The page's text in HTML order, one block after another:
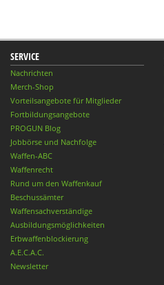
SERVICE
Nachrichten
Merch-Shop
Vorteilsangebote für Mitglieder
Fortbildungsangebote
PROGUN Blog
Jobbörse und Nachfolge
Waffen-ABC
Waffenrecht
Rund um den Waffenkauf
Beschussämter
Waffensachverständige
Ausbildungsmöglichkeiten
Erbwaffenblockierung
A.E.C.A.C.
Newsletter